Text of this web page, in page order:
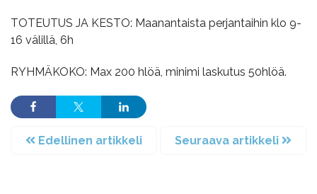
TOTEUTUS JA KESTO: Maanantaista perjantaihin klo 9-
16 välillä, 6h
RYHMÄKOKO: Max 200 hlöä, minimi laskutus 50hlöä.
Edellinen artikkeli Seuraava artikkeli